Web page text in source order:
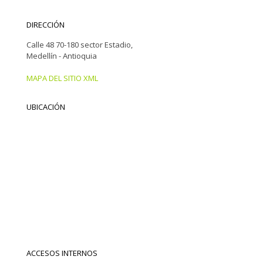
DIRECCIÓN
Calle 48 70-180 sector Estadio,
Medellín - Antioquia
MAPA DEL SITIO XML
UBICACIÓN
ACCESOS INTERNOS